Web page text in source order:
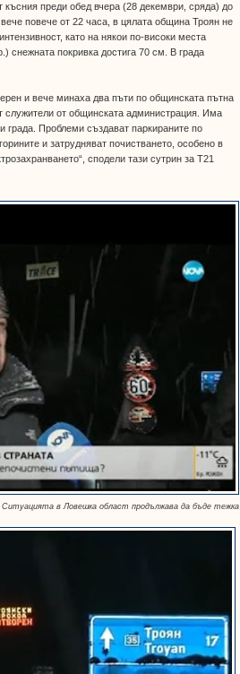
късния преди обед вчера (28 декември, сряда) до
повече от 22 часа, в цялата община Троян не
като на някои по-високи места
покривка достига 70 см. В града
и вече минаха два пъти по общинската пътна
служители от общинската администрация. Има
града. Проблеми създават паркираните по
и затрудняват почистването, особено в
сподели тази сутрин за Т21
Ситуацията в Ловешка област продължава да бъде тежка